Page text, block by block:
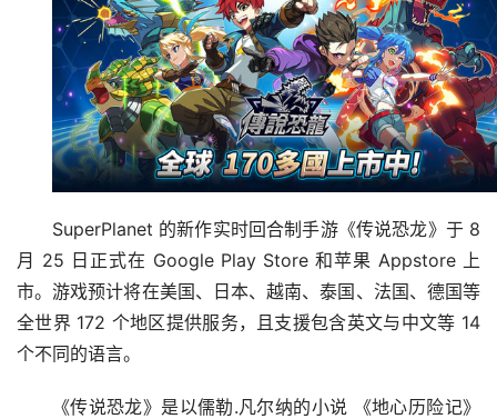
SuperPlanet 的新作实时回合制手游《传说恐龙》于 8
月 25 日正式在 Google Play Store 和苹果 Appstore 上
市。游戏预计将在美国、日本、越南、泰国、法国、德国等
全世界 172 个地区提供服务，且支援包含英文与中文等 14
个不同的语言。
《传说恐龙》是以儒勒.凡尔纳的小说 《地心历险记》